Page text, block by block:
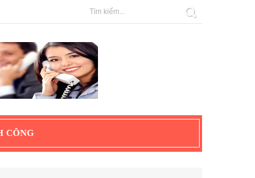
CÔNG